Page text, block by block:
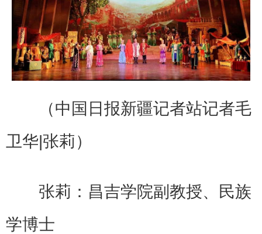
（中国日报新疆记者站记者毛
卫华|张莉）
张莉：昌吉学院副教授、民族
学博士